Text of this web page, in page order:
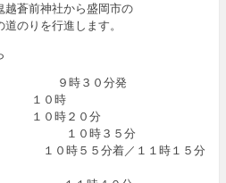
蒼前神社から盛岡市の
のりを行進します。
時３０分発
点 １０時
１０時２０分
時３５分
時５５分着／１１時１５分